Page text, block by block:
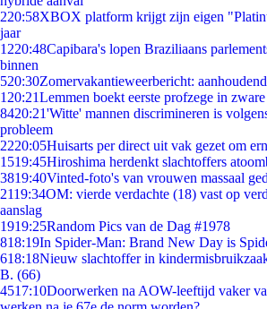
220:58XBOX platform krijgt zijn eigen
jaar
1220:48Capibara's lopen Braziliaans
binnen
520:30Zomervakantieweerbericht:
1 20:21Lemmen boekt eerste profzege in
8420:21'Witte' mannen discrimineren is
probleem
2220:05Huisarts per direct uit vak gezet om
1519:45Hiroshima herdenkt slachtoffers
3819:40Vinted-foto's van vrouwen massaal
2119:34OM: vierde verdachte (18) vast op
aanslag
1919:25Random Pics van de Dag #1978
818:19In Spider-Man: Brand New Day is
618:18Nieuw slachtoffer in
B. (66)
4517:10Doorwerken na AOW-leeftijd vaker